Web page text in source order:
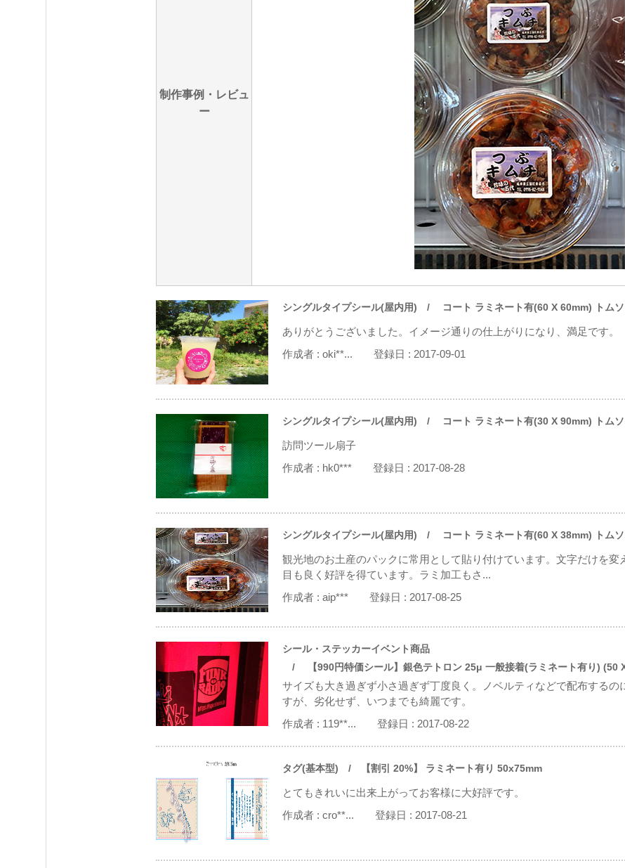
制作事例・レビュ
ー
シングルタイプシール(屋内用) / コート ラミネート有(60 X 60mm) トムソ
ありがとうございました。イメージ通りの仕上がりになり、満足です。
作成者 : oki**... 登録日 : 2017-09-01
シングルタイプシール(屋内用) / コート ラミネート有(30 X 90mm) トムソ
訪問ツール扇子
作成者 : hk0*** 登録日 : 2017-08-28
シングルタイプシール(屋内用) / コート ラミネート有(60 X 38mm) トムソ
観光地のお土産のパックに常用として貼り付けています。文字だけを変
目も良く好評を得ています。ラミ加工もさ...
作成者 : aip*** 登録日 : 2017-08-25
シール・ステッカーイベント商品
/ 【990円特価シール】銀色テトロン 25μ 一般接着(ラミネート有り) (50
サイズも大き過ぎず小さ過ぎず丁度良く。ノベルティなどで配布するの
すが、劣化せず、いつまでも綺麗です。
作成者 : 119**... 登録日 : 2017-08-22
タグ(基本型) / 【割引 20%】 ラミネート有り 50x75mm
とてもきれいに出来上がってお客様に大好評です。
作成者 : cro**... 登録日 : 2017-08-21